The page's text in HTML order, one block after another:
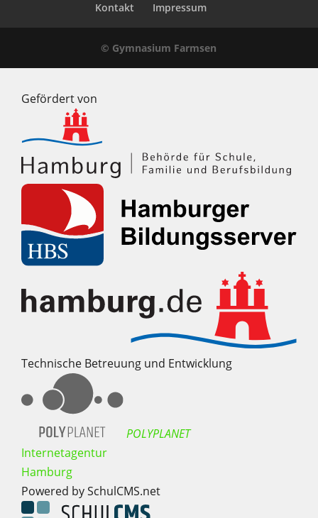
Kontakt Impressum
© Gymnasium Farmsen
Gefördert von
Technische Betreuung und Entwicklung
POLYPLANET
Internetagentur
Hamburg
Powered by SchulCMS.net